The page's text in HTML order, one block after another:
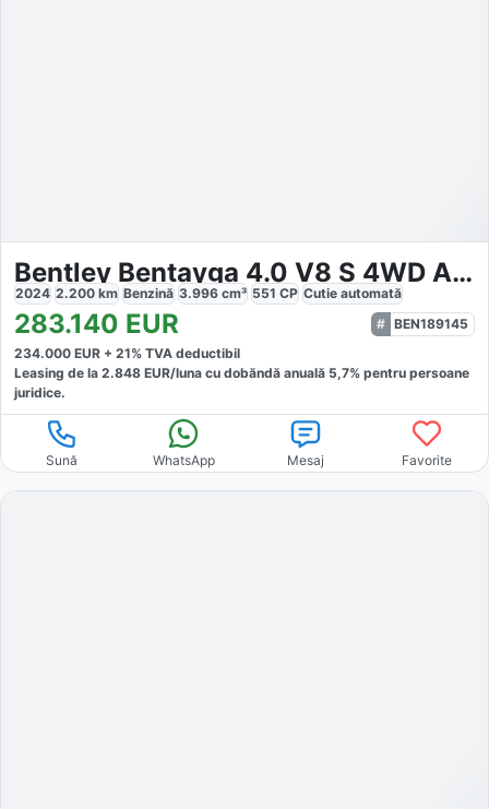
Bentley Bentayga 4.0 V8 S 4WD Automatic
2024 2.200 km Benzină 3.996 cm³ 551 CP Cutie automată
283.140 EUR
BEN189145
234.000 EUR + 21% TVA deductibil
Leasing de la 2.848 EUR/luna cu dobăndă anuală 5,7% pentru persoane
juridice.
Sună WhatsApp Mesaj Favorite